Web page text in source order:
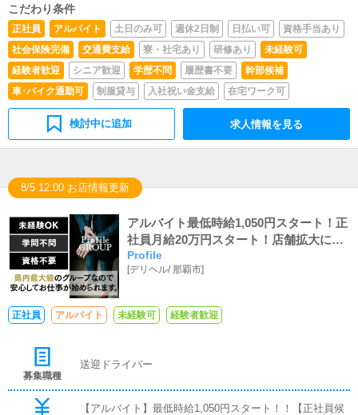
こだわり条件
正社員 アルバイト 土日のみ可 週休2日制 日払い可
資格手当あり
社会保険完備
交通費支給 寮・社宅あり 研修あり
未経験可
経験者歓迎
シニア歓迎 学歴不問 履歴書不要
幹部候補
車･バイク通勤可
制服貸与 入社祝い金支給 在宅ワーク可
検討中に追加 求人情報を見る
8/5 12:00 お店情報更新
アルバイト最低時給1,050円スタート！正
社員月給20万円スタート！店舗拡大につ
き緊急募集中！！安定のグループ店でア
ナタも働きませんか？？ 男性・女性と
Profile
[デリヘル/那覇市]
正社員 アルバイト 未経験可 経験者歓迎
募集職種
送迎ドライバー
【アルバイト】最低時給1,050円スタート！！【正社員候